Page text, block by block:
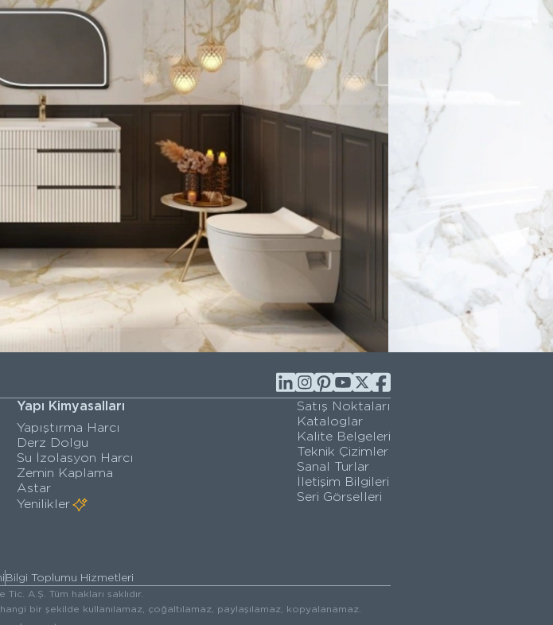
Yapı Kimyasalları
Yapıştırma Harcı
Derz Dolgu
Su İzolasyon Harcı
Zemin Kaplama
Astar
Yenilikler
Satış Noktaları
Kataloglar
Kalite Belgeleri
Teknik Çizimler
Sanal Turlar
İletişim Bilgileri
Seri Görselleri
Bilgi Toplumu Hizmetleri
A.Ş. Tüm hakları saklıdır.
bir şekilde kullanılamaz, çoğaltılamaz, paylaşılamaz, kopyalanamaz.